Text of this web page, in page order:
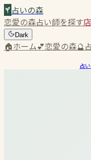
占いの森
恋愛の森占い師を探す
Dark
🏠ホーム💕恋愛の森🔮
占